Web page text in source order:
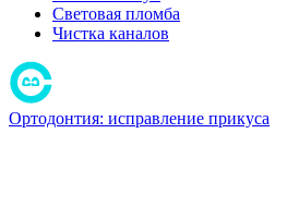
Световая пломба
Чистка каналов
Ортодонтия: исправление прикуса